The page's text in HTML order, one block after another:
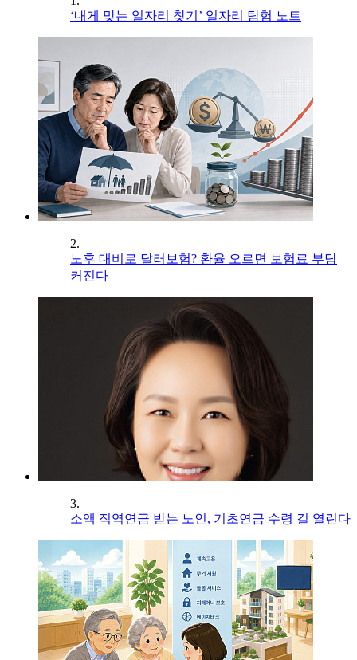
‘내게 맞는 일자리 찾기’ 일자리 탐험 노트
2.
노후 대비로 달러보험? 환율 오르면 보험료 부담
커진다
3.
소액 직역연금 받는 노인, 기초연금 수령 길 열린다